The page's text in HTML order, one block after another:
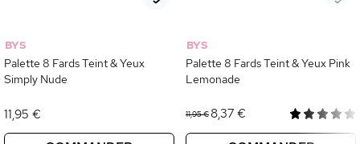
BYS
Palette 8 Fards Teint & Yeux
Simply Nude
11,95 €
BYS
Palette 8 Fards Teint & Yeux Pink
Lemonade
11,95 € 8,37 €